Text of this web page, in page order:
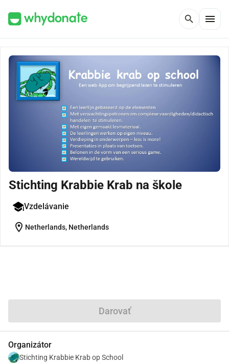
search menu
Stichting Krabbie Krab na škole
Vzdelávanie
location_on Netherlands, Netherlands
Darovať
Organizátor
Stichting Krabbie Krab op School